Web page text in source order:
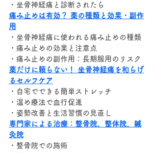
・坐骨神経痛と診断されたら
痛み止めは有効？ 薬の種類と効果・副作
用
・坐骨神経痛に使われる痛み止めの種類
・痛み止めの効果と注意点
・痛み止めの副作用：長期服用のリスク
薬だけに頼らない！ 坐骨神経痛を和らげ
るセルフケア
・自宅でできる簡単ストレッチ
・温め療法で血行促進
・姿勢改善と生活習慣の見直し
専門家による治療：整骨院、整体院、鍼
灸院
・整骨院での施術